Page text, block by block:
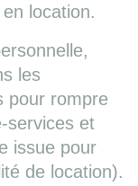
location.
les
pour rompre
services et
issue pour
de location).